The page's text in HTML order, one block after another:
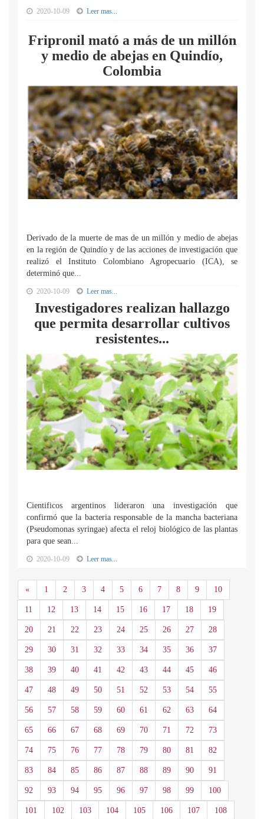
2020-10-09 Leer mas...
Fripronil mató a más de un millón
y medio de abejas en Quindío,
Colombia
Derivado de la muerte de mas de un millón y medio de abejas
en la región de Quindío y de las acciones de investigación que
realizó el Instituto Colombiano Agropecuario (ICA), se
determinó que...
2020-10-09 Leer mas...
Investigadores realizan hallazgo
que permita desarrollar cultivos
resistentes...
Cientificos argentinos lideraron una investigación que
confirmó que la bacteria responsable de la mancha bacteriana
(Pseudomonas syringae) afecta el reloj biológico de las plantas
para que sean...
2020-10-09 Leer mas...
«Anterior
1 2 3 4 5 6 7 8 9 10
11 12 13 14 15 16 17 18 19
20 21 22 23 24 25 26 27 28
29 30 31 32 33 34 35 36 37
38 39 40 41 42 43 44 45 46
47 48 49 50 51 52 53 54 55
56 57 58 59 60 61 62 63 64
65 66 67 68 69 70 71 72 73
74 75 76 77 78 79 80 81 82
83 84 85 86 87 88 89 90 91
92 93 94 95 96 97 98 99 100
101 102 103 104 105 106 107 108